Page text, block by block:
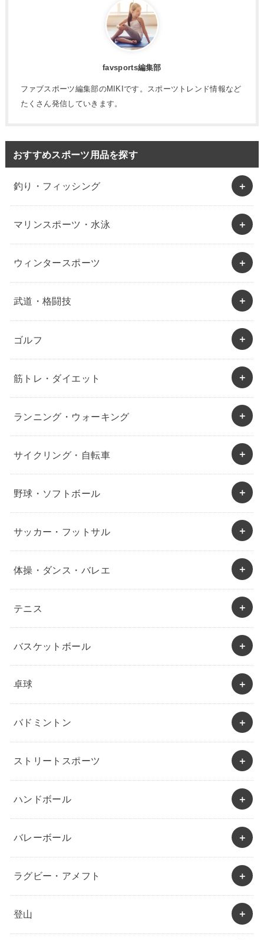
favsports編集部
ファブスポーツ編集部のMIKIです。スポーツトレンド情報など
たくさん発信していきます。
おすすめスポーツ用品を探す
釣り・フィッシング
マリンスポーツ・水泳
ウィンタースポーツ
武道・格闘技
ゴルフ
筋トレ・ダイエット
ランニング・ウォーキング
サイクリング・自転車
野球・ソフトボール
サッカー・フットサル
体操・ダンス・バレエ
テニス
バスケットボール
卓球
バドミントン
ストリートスポーツ
ハンドボール
バレーボール
ラグビー・アメフト
登山